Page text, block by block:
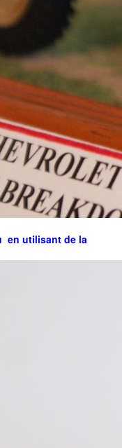
en utilisant de la